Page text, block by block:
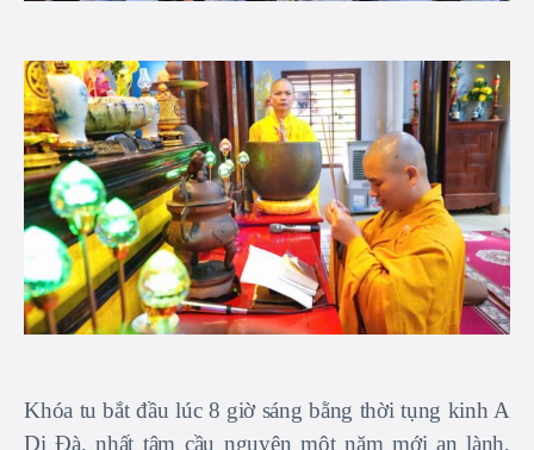
Khóa tu bắt đầu lúc 8 giờ sáng bằng thời tụng kinh A
Di Đà, nhất tâm cầu nguyện một năm mới an lành,